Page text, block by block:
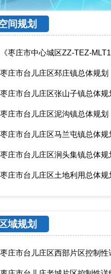
间规划
《枣庄市中心城区ZZ-TEZ-
枣庄市台儿庄区邳庄镇总体规划
枣庄市台儿庄区张山子镇总体
枣庄市台儿庄区泥沟镇总体规划
枣庄市台儿庄区马兰屯镇总体
枣庄市台儿庄区涧头集镇总体
枣庄市台儿庄区土地利用总体规
区域规划
枣庄市台儿庄区西部片区控制性